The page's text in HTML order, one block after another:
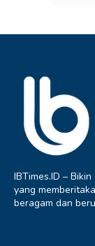
IBTimes.ID –
yang
beragam dan